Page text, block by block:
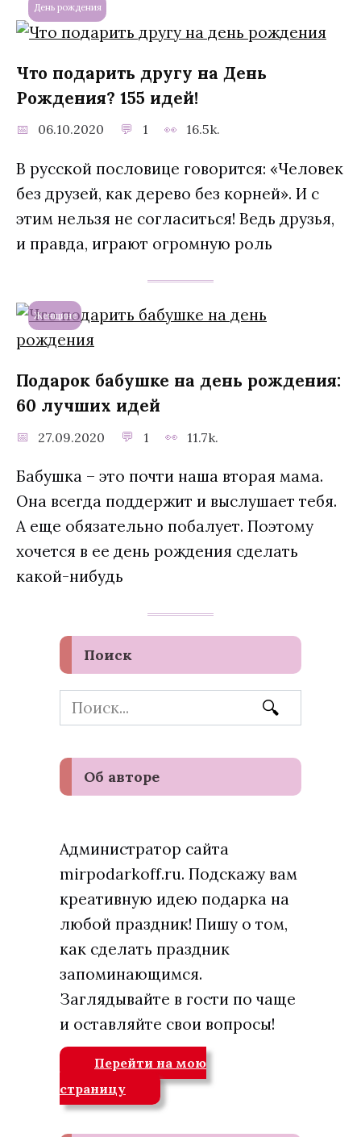
День рождения
Что подарить другу на День
Рождения? 155 идей!
06.10.2020 1 16.5k.
В русской пословице говорится: «Человек
без друзей, как дерево без корней». И с
этим нельзя не согласиться! Ведь друзья,
и правда, играют огромную роль
Женщине
Подарок бабушке на день рождения:
60 лучших идей
27.09.2020 1 11.7k.
Бабушка – это почти наша вторая мама.
Она всегда поддержит и выслушает тебя.
А еще обязательно побалует. Поэтому
хочется в ее день рождения сделать
какой-нибудь
Поиск
Search
for:
Об авторе
Администратор сайта
mirpodarkoff.ru. Подскажу вам
креативную идею подарка на
любой праздник! Пишу о том,
как сделать праздник
запоминающимся.
Заглядывайте в гости по чаще
и оставляйте свои вопросы!
Перейти на мою
страницу